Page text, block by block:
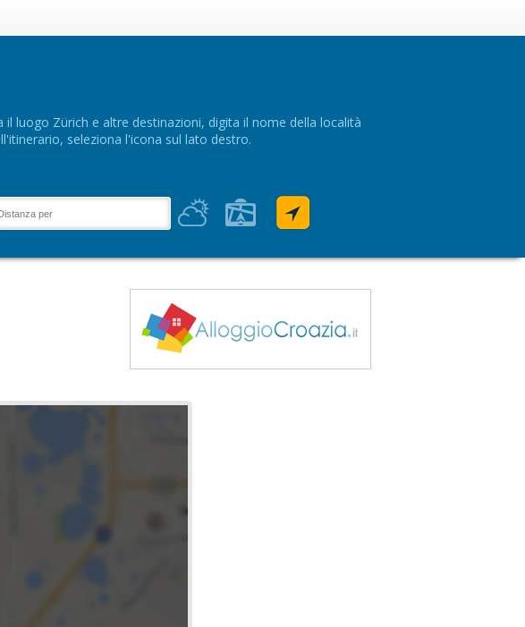
luogo Zürich e altre destinazioni, digita il nome della località
seleziona l'icona sul lato destro.